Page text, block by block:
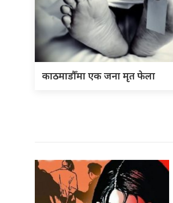
काठमाडौँमा एक जना मृत फेला